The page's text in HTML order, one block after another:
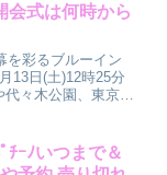
会式は何時から
を彩るブルーイン
13日(土)12時25分
代々木公園、東京
容もわかりやすく
ﾁｰﾉいつまで＆